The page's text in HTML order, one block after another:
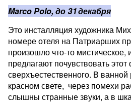
Marco Polo, до 31 декабря
Это инсталляция художника
номере отеля на Патриарших
произошло что-то мистическое,
предлагают почувствовать
сверхъестественного. В
красном свете, через помехи
слышны странные звуки, а в